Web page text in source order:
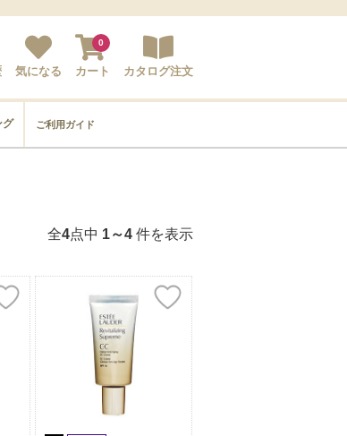
気になる カート
0
カタログ注文
グ ご利用ガイド
全4点中 1～4 件を表示